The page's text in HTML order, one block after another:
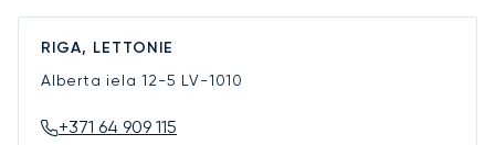
RIGA, LETTONIE
Alberta iela 12-5 LV-1010
+371 64 909 115